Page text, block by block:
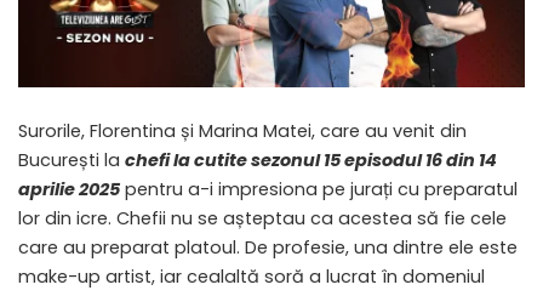
Surorile, Florentina și Marina Matei, care au venit din
București la chefi la cutite sezonul 15 episodul 16 din 14
aprilie 2025 pentru a-i impresiona pe jurați cu preparatul
lor din icre. Chefii nu se așteptau ca acestea să fie cele
care au preparat platoul. De profesie, una dintre ele este
make-up artist, iar cealaltă soră a lucrat în domeniul